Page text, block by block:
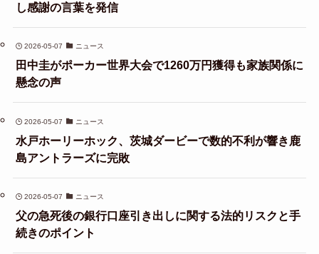
し感謝の言葉を発信
2026-05-07 ニュース
田中圭がポーカー世界大会で1260万円獲得も家族関係に
懸念の声
2026-05-07 ニュース
水戸ホーリーホック、茨城ダービーで数的不利が響き鹿
島アントラーズに完敗
2026-05-07 ニュース
父の急死後の銀行口座引き出しに関する法的リスクと手
続きのポイント